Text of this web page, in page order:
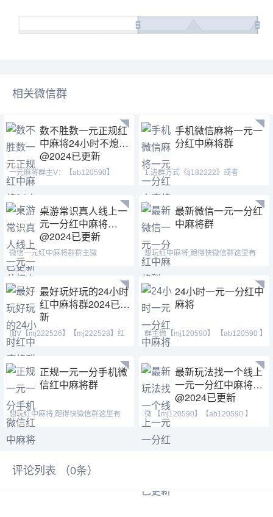
相关微信群
数不胜数一元正规红
中麻将24小时不熄火
@2024已更新
一元麻将群主V：【ab120590】
【mj120590】【tj525555】
手机微信麻将一元一
分红中麻将群
1.进群方式《tj182222》或者
《cj42222》QQ(371146023)
桌游常识真人线上一
元一分红中麻将
@2024已更新
微信一元红中麻将群群主微
【ab120590】【mj120590】【
最新微信一元一分红
中麻将群
想玩红中麻将,跑得快微信群这里有
最好玩好玩的24小时
红中麻将群2024已更
新
加V【mj222526】【mj222528】红
中麻将、跑得快靠谱大
24小时一元一分红中
麻将
群主微【mj120590】 【ab120590 】
【tj525555】亲友团
正规一元一分手机微
信红中麻将群
想玩红中麻将,跑得快微信群这里有
最新玩法找一个线上
一元一分红中麻将
@2024已更新
微 【mj120590】【ab120590 】
【tj525555】一元一分群
评论列表 （0条）